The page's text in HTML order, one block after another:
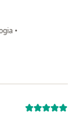
•